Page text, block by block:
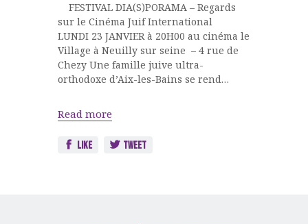
ACQUISITION DU
CENTRE
DONS
FESTIVAL DIA(S)PORAMA – Regards
sur le Cinéma Juif International
LUNDI 23 JANVIER à 20H00 au cinéma le
Village à Neuilly sur seine – 4 rue de
Chezy Une famille juive ultra-
orthodoxe d’Aix-les-Bains se rend…
Read more
Like Tweet